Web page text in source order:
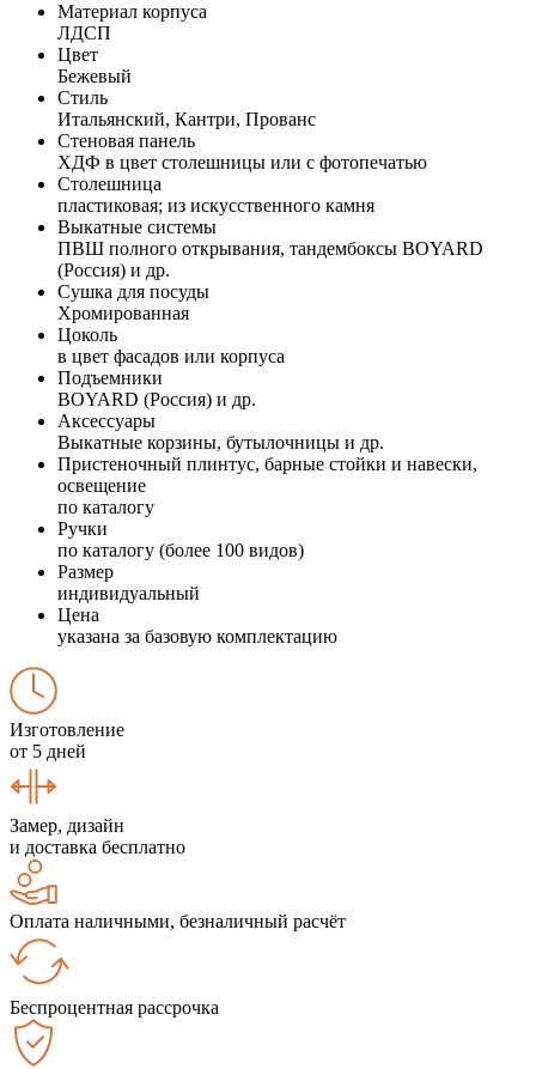
Материал корпуса
ЛДСП
Цвет
Бежевый
Стиль
Итальянский, Кантри, Прованс
Стеновая панель
ХДФ в цвет столешницы или с фотопечатью
Столешница
пластиковая; из искусственного камня
Выкатные системы
ПВШ полного открывания, тандембоксы BOYARD
(Россия) и др.
Сушка для посуды
Хромированная
Цоколь
в цвет фасадов или корпуса
Подъемники
BOYARD (Россия) и др.
Аксессуары
Выкатные корзины, бутылочницы и др.
Пристеночный плинтус, барные стойки и навески,
освещение
по каталогу
Ручки
по каталогу (более 100 видов)
Размер
индивидуальный
Цена
указана за базовую комплектацию
Изготовление
от 5 дней
Замер, дизайн
и доставка бесплатно
Оплата наличными, безналичный расчёт
Беспроцентная рассрочка